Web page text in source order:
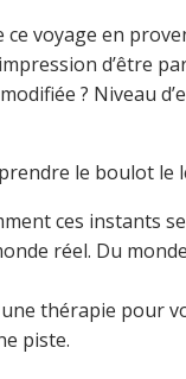
ce voyage en
d’être
? Niveau
le boulot le
ces instants
réel. Du
une thérapie pour
piste.